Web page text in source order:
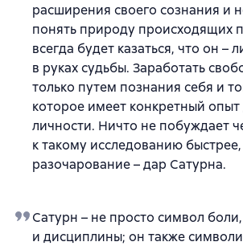
расширения своего сознания и
понять природу происходящих
всегда будет казаться, что он –
в руках судьбы. Заработать
только путем познания себя и
которое имеет конкретный опыт
личности. Ничто не побуждает
к такому исследованию
разочарование – дар Сатурна.
Сатурн – не просто символ
и дисциплины; он также